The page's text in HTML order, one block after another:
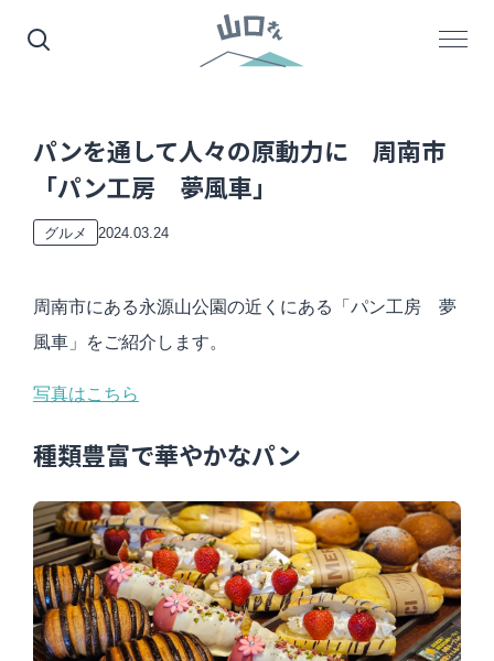
パンを通して人々の原動力に 周南市
「パン工房 夢風車」
グルメ 2024.03.24
周南市にある永源山公園の近くにある「パン工房 夢
風車」をご紹介します。
写真はこちら
種類豊富で華やかなパン